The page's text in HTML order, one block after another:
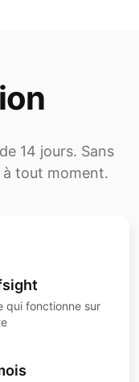
14 jours. Sans
à tout moment.
qui fonctionne sur